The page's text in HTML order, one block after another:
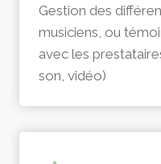
Gestion des
musiciens, ou
avec les
son, vidéo)